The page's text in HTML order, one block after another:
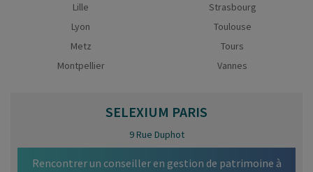
Lille
Lyon
Metz
Montpellier
Strasbourg
Toulouse
Tours
Vannes
SELEXIUM PARIS
9 Rue Duphot
Rencontrer un conseiller en gestion de patrimoine à